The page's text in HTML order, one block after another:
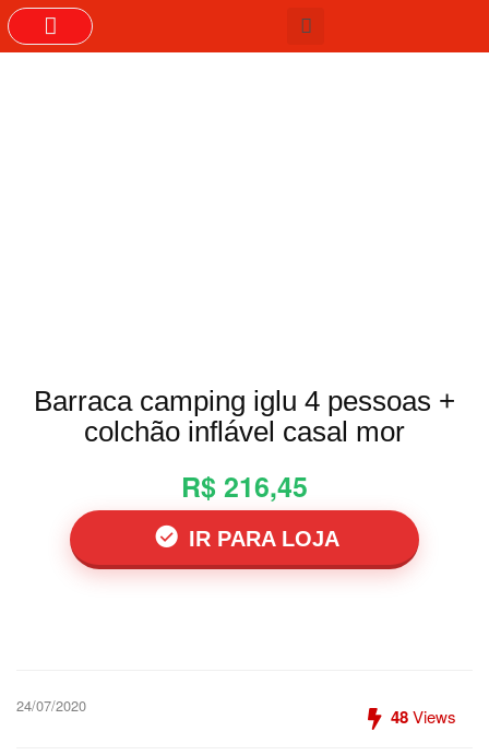
Barraca camping iglu 4 pessoas +
colchão inflável casal mor
R$ 216,45
IR PARA LOJA
24/07/2020 48Views